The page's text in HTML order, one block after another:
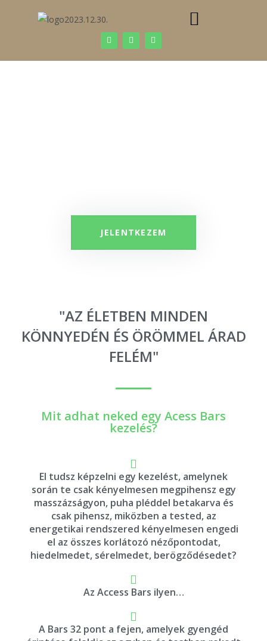
JELENTKEZEM
"AZ ÉLETBEN MINDEN
KÖNNYEDÉN ÉS ÖRÖMMEL ÁRAD
FELÉM"
Mit adhat neked egy Acess Bars
kezelés?
El tudsz képzelni egy kezelést, amelynek
során te csak kényelmesen megpihensz egy
masszázságyon, puha pléddel betakarva és
csak pihensz, miközben a tested, az
energetikai rendszered kényelmesen engedi
el az összes korlátozó nézőpontodat,
hiedelmedet, sérelmedet, berögződésedet?
Az Access Bars ilyen…
A Bars 32 pont a fejen, amelyek gyengéd